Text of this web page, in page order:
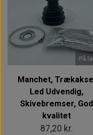
På
Manchet,
Led Udvendig,
Skivebremser, God
kvalitet
87,20 kr.